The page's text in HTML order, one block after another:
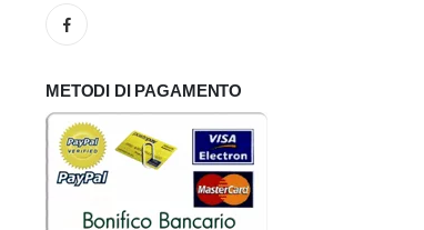
METODI DI PAGAMENTO